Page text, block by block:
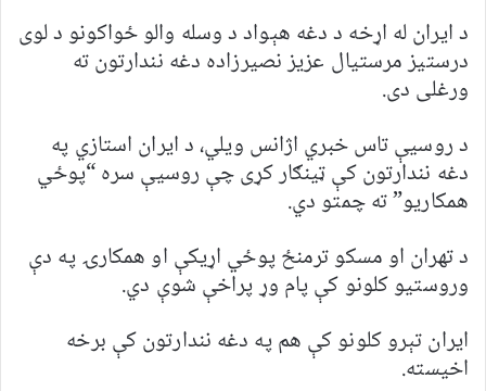
د ایران له اړخه د دغه هېواد د وسله والو ځواکونو د لوی
درستیز مرستیال عزیز نصیرزاده دغه نندارتون ته
ورغلی دی.
د روسیې تاس خبري اژانس ویلي، د ایران استازي په
دغه نندارتون کې ټینګار کړی چې روسیې سره “پوځي
همکاریو” ته چمتو دي.‌
د تهران او مسکو ترمنځ پوځي اړیکې او همکارۍ په دې
وروستیو کلونو کې پام وړ پراخې شوې دي.
ایران تېرو کلونو کې هم په دغه نندارتون کې برخه
اخیسته.